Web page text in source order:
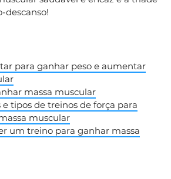
descanso!
para ganhar peso e aumentar
massa muscular
e tipos de treinos de força para
muscular
um treino para ganhar massa